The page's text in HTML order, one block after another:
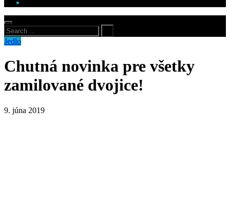
Jedlo
Chutná novinka pre všetky
zamilované dvojice!
9. júna 2019